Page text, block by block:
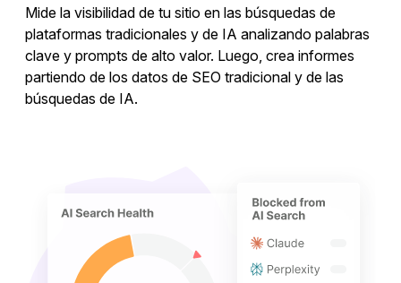
Mide la visibilidad de tu sitio en las búsquedas de
plataformas tradicionales y de IA analizando palabras
clave y prompts de alto valor. Luego, crea informes
partiendo de los datos de SEO tradicional y de las
búsquedas de IA.